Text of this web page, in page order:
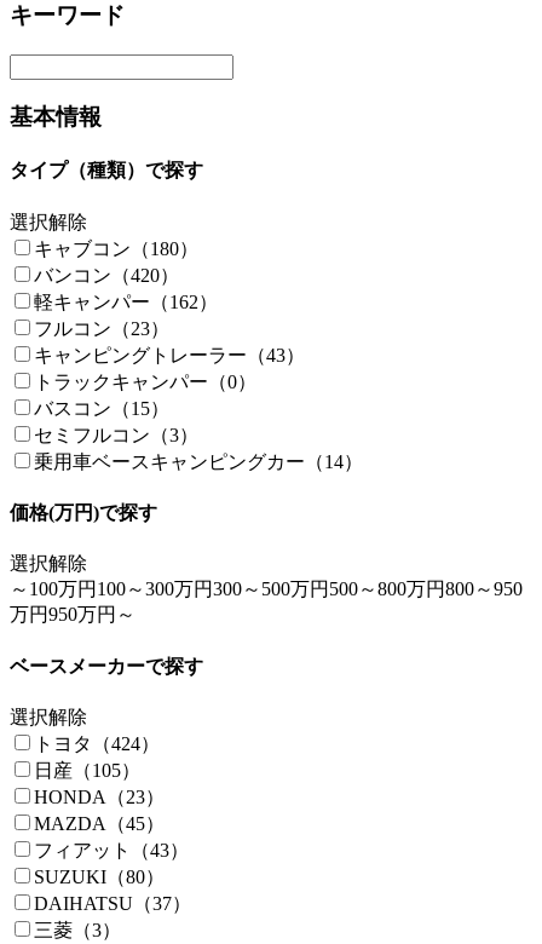
キーワード
基本情報
タイプ（種類）で探す
選択解除
キャブコン（180）
バンコン（420）
軽キャンパー（162）
フルコン（23）
キャンピングトレーラー（43）
トラックキャンパー（0）
バスコン（15）
セミフルコン（3）
乗用車ベースキャンピングカー（14）
価格(万円)で探す
選択解除
～100万円 100～300万円300～500万円 500～800万円800～950
万円950万円～
ベースメーカーで探す
選択解除
トヨタ（424）
日産（105）
HONDA（23）
MAZDA（45）
フィアット（43）
SUZUKI（80）
DAIHATSU（37）
三菱（3）